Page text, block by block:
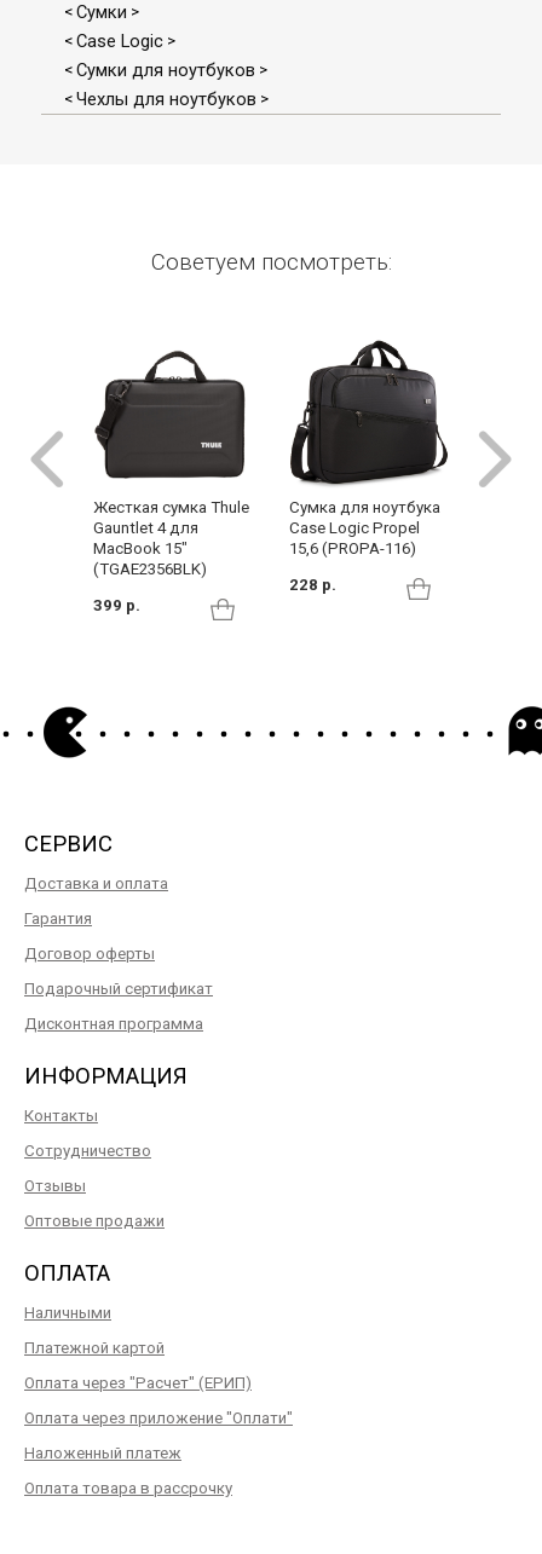
< Сумки >
< Case Logic>
< Сумки для ноутбуков >
< Чехлы для ноутбуков >
Советуем посмотреть:
Жесткая сумка Thule
Gauntlet 4 для
MacBook 15"
(TGAE2356BLK)
399 р.
Сумка для ноутбука
Case Logic Propel
15,6 (PROPA-116)
228 р.
СЕРВИС
Доставка и оплата
Гарантия
Договор оферты
Подарочный сертификат
Дисконтная программа
ИНФОРМАЦИЯ
Контакты
Сотрудничество
Отзывы
Оптовые продажи
ОПЛАТА
Наличными
Платежной картой
Оплата через "Расчет" (ЕРИП)
Оплата через приложение "Оплати"
Наложенный платеж
Оплата товара в рассрочку